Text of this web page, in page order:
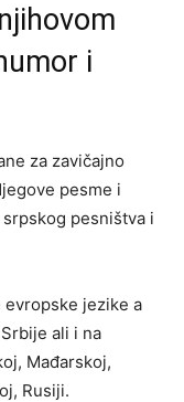
i
za zavičajno
pesme i
pesništva i
evropske jezike a
ali i na
Mađarskoj,
Rusiji.